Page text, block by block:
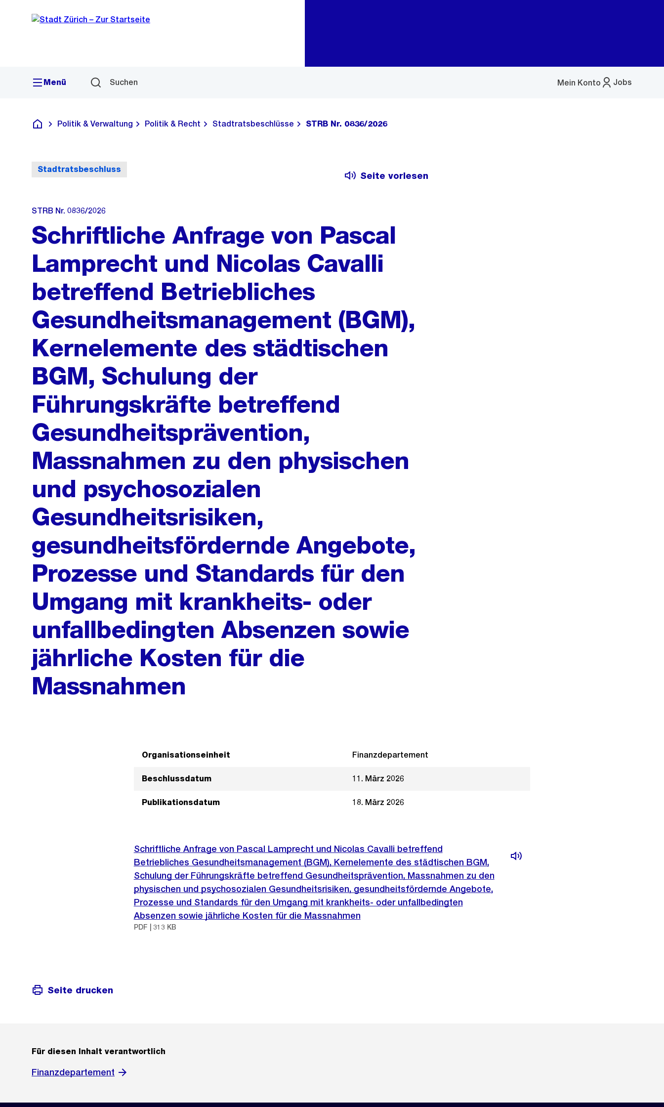
Navigation
Sprunglink
Menü Suchen Jobs
Mein Konto
Menü
Deutsch
Politik & Verwaltung Politik & Recht Stadtratsbeschlüsse STRB Nr. 0836/2026
Stadtratsbeschluss
Seite vorlesen
STRB Nr. 0836/2026
Schriftliche Anfrage von Pascal
Lamprecht und Nicolas Cavalli
betreffend Betriebliches
Gesundheitsmanagement (BGM),
Kernelemente des städtischen
BGM, Schulung der
Führungskräfte betreffend
Gesundheitsprävention,
Massnahmen zu den physischen
und psychosozialen
Gesundheitsrisiken,
gesundheitsfördernde Angebote,
Prozesse und Standards für den
Umgang mit krankheits- oder
unfallbedingten Absenzen sowie
jährliche Kosten für die
Massnahmen
Organisationseinheit Finanzdepartement
Beschlussdatum 11. März 2026
Publikationsdatum 18. März 2026
Schriftliche Anfrage von Pascal Lamprecht und Nicolas Cavalli betreffend
Betriebliches Gesundheitsmanagement (BGM), Kernelemente des städtischen BGM,
Schulung der Führungskräfte betreffend Gesundheitsprävention, Massnahmen zu den
physischen und psychosozialen Gesundheitsrisiken, gesundheitsfördernde Angebote,
Prozesse und Standards für den Umgang mit krankheits- oder unfallbedingten
Absenzen sowie jährliche Kosten für die Massnahmen
PDF | 313 KB
Seite drucken
Für diesen Inhalt verantwortlich
Finanzdepartement